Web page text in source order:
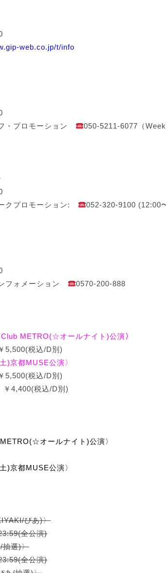
web.co.jp/t/info
・プロモーション
050-5211-6077（
クプロモーション:
052-320-9100 (12:00
フォメーション
0570-200-888
METRO(☆オールナイト)公演〉
税込/D別)
)京都MUSE公演〉
税込/D別)
4,400(税込/D別)
オールナイト)公演〉
)京都MUSE公演〉
ぴあ)〉
全公演)
抽選)〉
全公演)